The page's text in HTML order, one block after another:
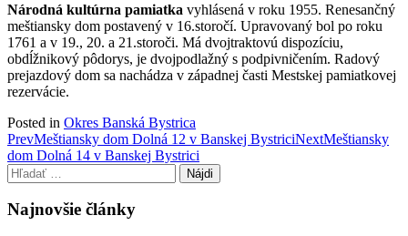
Národná kultúrna pamiatka vyhlásená v roku 1955. Renesančný
meštiansky dom postavený v 16.storočí. Upravovaný bol po roku
1761 a v 19., 20. a 21.storoči. Má dvojtraktovú dispozíciu,
obdĺžnikový pôdorys, je dvojpodlažný s podpivničením. Radový
prejazdový dom sa nachádza v západnej časti Mestskej pamiatkovej
rezervácie.
Posted in Okres Banská Bystrica
Post
navigation
PrevMeštiansky dom Dolná 12 v Banskej BystriciNextMeštiansky
dom Dolná 14 v Banskej Bystrici
Hľadať:
Najnovšie články